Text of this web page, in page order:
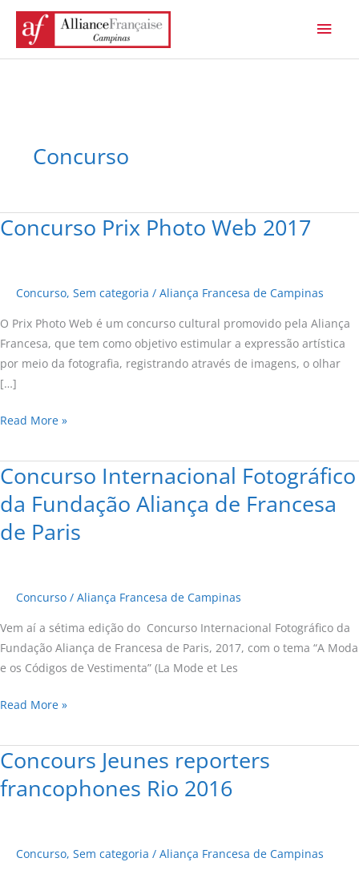
para
Concurso
Concurso Prix Photo Web 2017
Concurso, Sem categoria / Aliança Francesa de Campinas
O Prix Photo Web é um concurso cultural promovido pela Aliança
Francesa, que tem como objetivo estimular a expressão artística
por meio da fotografia, registrando através de imagens, o olhar
[…]
Concurso
2017
Read More »
Concurso Internacional Fotográfico
da Fundação Aliança de Francesa
de Paris
Concurso / Aliança Francesa de Campinas
Vem aí a sétima edição do Concurso Internacional Fotográfico da
Fundação Aliança de Francesa de Paris, 2017, com o tema “A Moda
e os Códigos de Vestimenta” (La Mode et Les
Concurso
Fotográfico
da
de
Paris
Read More »
Concours Jeunes reporters
francophones Rio 2016
Concurso, Sem categoria / Aliança Francesa de Campinas
Concours
reporters
2016